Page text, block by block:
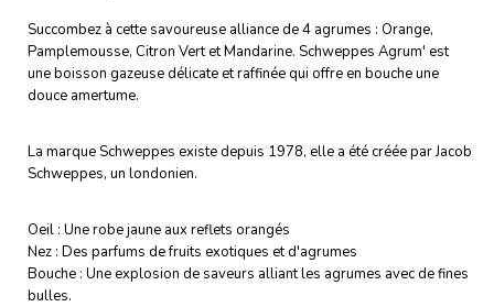
Succombez à cette savoureuse alliance de 4 agrumes : Orange,
Pamplemousse, Citron Vert et Mandarine. Schweppes Agrum' est
une boisson gazeuse délicate et raffinée qui offre en bouche une
douce amertume.
La marque Schweppes existe depuis 1978, elle a été créée par Jacob
Schweppes, un londonien.
Oeil : Une robe jaune aux reflets orangés
Nez : Des parfums de fruits exotiques et d'agrumes
Bouche : Une explosion de saveurs alliant les agrumes avec de fines
bulles.